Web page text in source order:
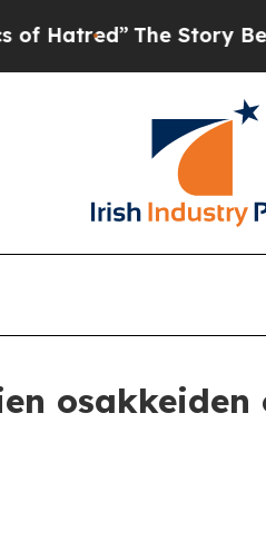
The Story Behind
osakkeiden